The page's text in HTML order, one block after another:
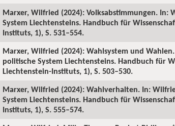
Marxer, Wilfried (2024): Volksabstimmungen. In:
System Liechtensteins. Handbuch für
Instituts, 1), S. 531–554.
Marxer, Wilfried (2024): Wahlsystem und
politische System Liechtensteins. Handbuch für
Liechtenstein-Instituts, 1), S. 503–530.
Marxer, Wilfried (2024): Wahlverhalten. In:
System Liechtensteins. Handbuch für
Instituts, 1), S. 555–574.